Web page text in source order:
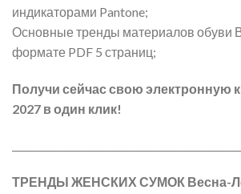
индикаторами Pantone;
Основные тренды материалов обуви
формате PDF 5 страниц;
Получи сейчас свою электронную
2027 в один клик!
ТРЕНДЫ ЖЕНСКИХ СУМОК Весна-